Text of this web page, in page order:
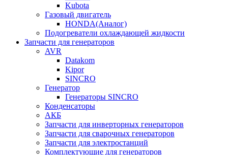
Kubota
Газовый двигатель
HONDA(Aналог)
Подогреватели охлаждающей жидкости
Запчасти для генераторов
AVR
Datakom
Kipor
SINCRO
Генератор
Генераторы SINCRO
Конденсаторы
АКБ
Запчасти для инверторных генераторов
Запчасти для сварочных генераторов
Запчасти для электростанций
Комплектующие для генераторов